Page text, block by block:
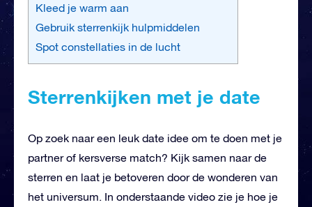
Kleed je warm aan
Gebruik sterrenkijk hulpmiddelen
Spot constellaties in de lucht
Sterrenkijken met je date
Op zoek naar een leuk date idee om te doen met je
partner of kersverse match? Kijk samen naar de
sterren en laat je betoveren door de wonderen van
het universum. In onderstaande video zie je hoe je